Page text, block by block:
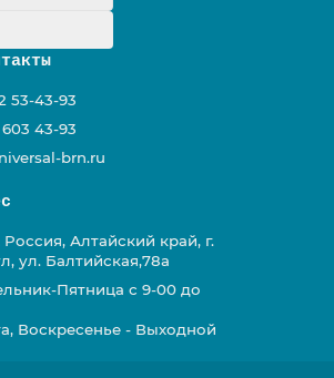
53-43-93
43-93
brn.ru
Россия, Алтайский край, г.
ул. Балтийская,78а
Пятница с 9-00 до
Воскресенье - Выходной